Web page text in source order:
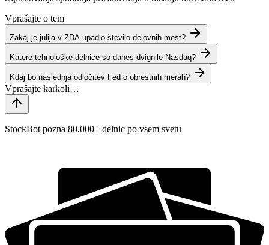
Vprašajte o tem
Zakaj je julija v ZDA upadlo število delovnih mest?
Katere tehnološke delnice so danes dvignile Nasdaq?
Kdaj bo naslednja odločitev Fed o obrestnih merah?
StockBot pozna 80,000+ delnic po vsem svetu